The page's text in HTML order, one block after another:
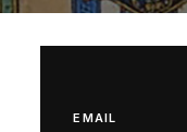
EMAIL